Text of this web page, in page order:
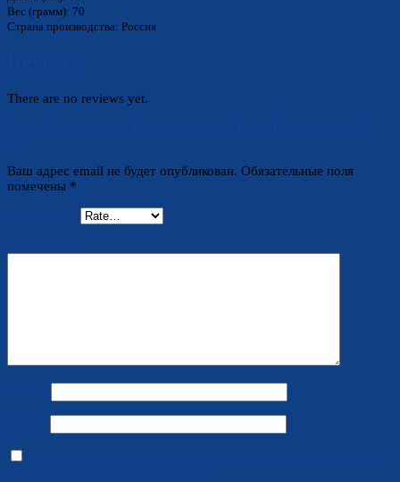
Вес (грамм): 70
Страна производства: Россия
There are no reviews yet.
Ваш адрес email не будет опубликован. Обязательные поля
помечены *